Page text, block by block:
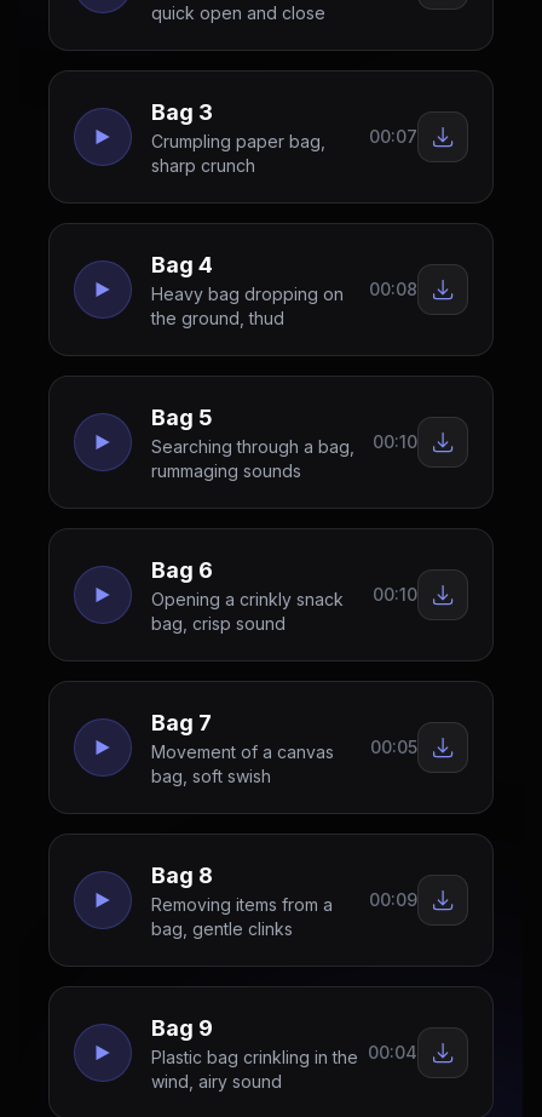
quick open and close
Bag 3
Crumpling paper bag,
sharp crunch
00:07
Bag 4
Heavy bag dropping on
the ground, thud
00:08
Bag 5
Searching through a bag,
rummaging sounds
00:10
Bag 6
Opening a crinkly snack
bag, crisp sound
00:10
Bag 7
Movement of a canvas
bag, soft swish
00:05
Bag 8
Removing items from a
bag, gentle clinks
00:09
Bag 9
Plastic bag crinkling in the
wind, airy sound
00:04